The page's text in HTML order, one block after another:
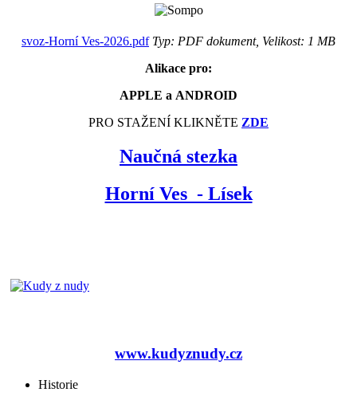
svoz-Horní Ves-2026.pdfTyp: PDF dokument, Velikost: 1 MB
Alikace pro:
APPLE a ANDROID
PRO STAŽENÍ KLIKNĚTE ZDE
Naučná stezka
Horní Ves - Lísek
www.kudyznudy.cz
Historie